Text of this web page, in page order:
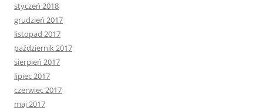
styczeń 2018
grudzień 2017
listopad 2017
październik 2017
sierpień 2017
lipiec 2017
czerwiec 2017
maj 2017